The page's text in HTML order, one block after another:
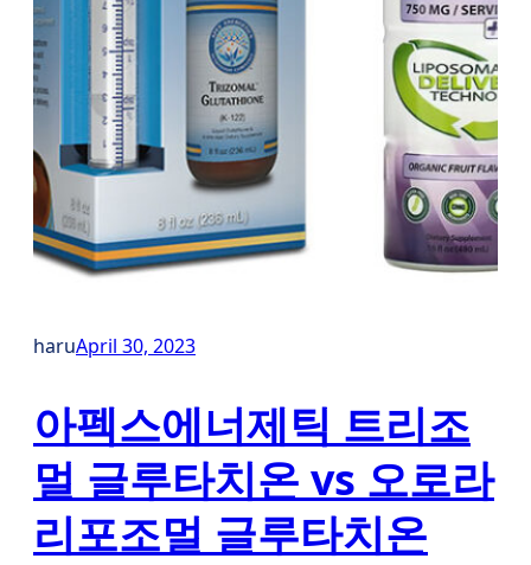
haruApril 30, 2023
아펙스에너제틱 트리조
멀 글루타치온 vs 오로라
리포조멀 글루타치온